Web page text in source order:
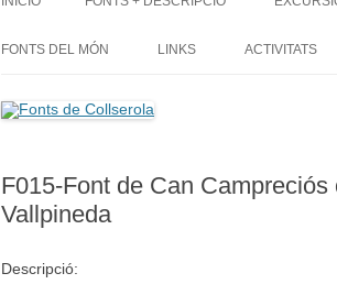
DE GRUP
FONTS DEL MÓN LINKS ACTIVITATS
F015-Font de Can
Vallpineda
Descripció: